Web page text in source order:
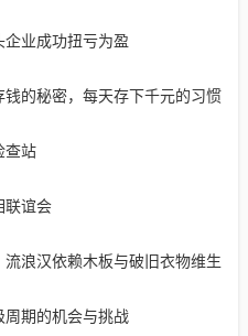
业成功扭亏为盈
的秘密，每天存下千元的习惯
查站
联谊会
浪汉依赖木板与破旧衣物维生
期的机会与挑战